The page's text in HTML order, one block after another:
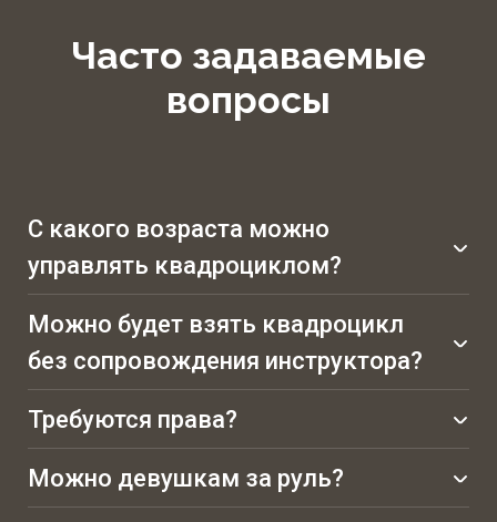
Часто задаваемые
вопросы
С какого возраста можно
управлять квадроциклом?
Можно будет взять квадроцикл
без сопровождения инструктора?
Требуются права?
Можно девушкам за руль?